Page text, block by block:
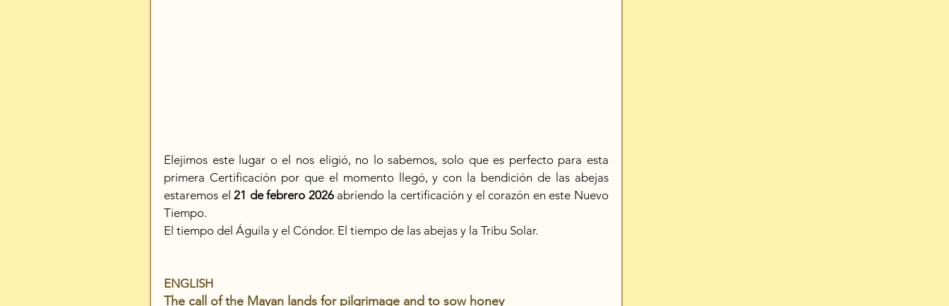
Elejimos este lugar o el nos eligió, no lo sabemos, solo que es perfecto para esta
primera Certificación por que el momento llegó, y con la bendición de las abejas
estaremos el 21 de febrero 2026 abriendo la certificación y el corazón en este Nuevo
Tiempo.
El tiempo del Águila y el Cóndor. El tiempo de las abejas y la Tribu Solar.
ENGLISH
The call of the Mayan lands for pilgrimage and to sow honey